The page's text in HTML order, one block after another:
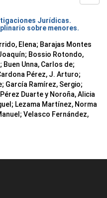
Jurídicas.
sobre menores.
Elena; Barajas Montes
Bossio Rotondo,
Unna, Carlos de;
Pérez, J. Arturo;
García Ramírez, Sergio;
Duarte y Noroña, Alicia
Lezama Martínez, Norma
Velasco Fernández,